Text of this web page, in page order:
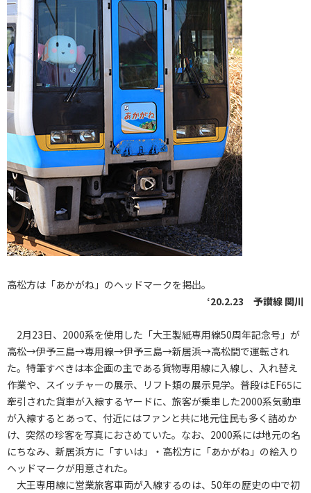
高松方は「あかがね」のヘッドマークを掲出。
‘20.2.23 予讃線 関川
2月23日、2000系を使用した「大王製紙専用線50周年記念号」が
高松→伊予三島→専用線→伊予三島→新居浜→高松間で運転され
た。特筆すべきは本企画の主である貨物専用線に入線し、入れ替え
作業や、スイッチャーの展示、リフト類の展示見学。普段はEF65に
牽引された貨車が入線するヤードに、旅客が乗車した2000系気動車
が入線するとあって、付近にはファンと共に地元住民も多く詰めか
け、突然の珍客を写真におさめていた。なお、2000系には地元の名
にちなみ、新居浜方に「すいは」・高松方に「あかがね」の絵入り
ヘッドマークが用意された。
大王専用線に営業旅客車両が入線するのは、50年の歴史の中で初